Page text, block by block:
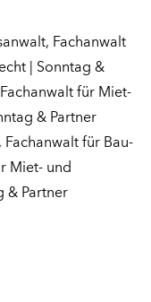
Fachanwalt
| Sonntag &
für Miet-
& Partner
Fachanwalt für Bau-
Miet- und
& Partner